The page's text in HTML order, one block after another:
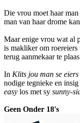
Die vrou moet haar
man van haar drome
Maar enige vrou wat al
is makliker om
terug aanmekaar te
In Klits jou man se eiers
nodige tegnieke en
easy los met sy sunny-
Geen Onder 18's